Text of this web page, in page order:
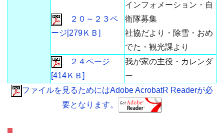
２０～２３ペ
ージ[279ＫＢ]
インフォメーション・自
衛隊募集
社協だより・除雪・おめ
でた・観光課より
２４ページ
[414ＫＢ]
我が家の主役・カレンダ
ー
ファイルを見るためにはAdobe AcrobatR Readerが必
要となります。